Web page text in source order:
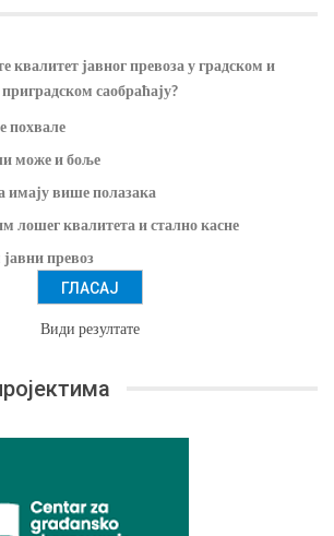
квалитет јавног превоза у градском и
приградском саобраћају?
похвале
може и боље
имају више полазака
лошег квалитета и стално касне
превоз
Види резултате